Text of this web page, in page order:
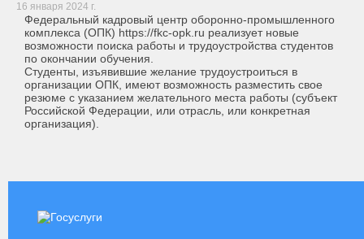
16 января 2024 г.
Федеральный кадровый центр оборонно-промышленного
комплекса (ОПК) https://fkc-opk.ru реализует новые
возможности поиска работы и трудоустройства студентов
по окончании обучения.
Студенты, изъявившие желание трудоустроиться в
организации ОПК, имеют возможность разместить свое
резюме с указанием желательного места работы (субъект
Российской Федерации, или отрасль, или конкретная
организация).